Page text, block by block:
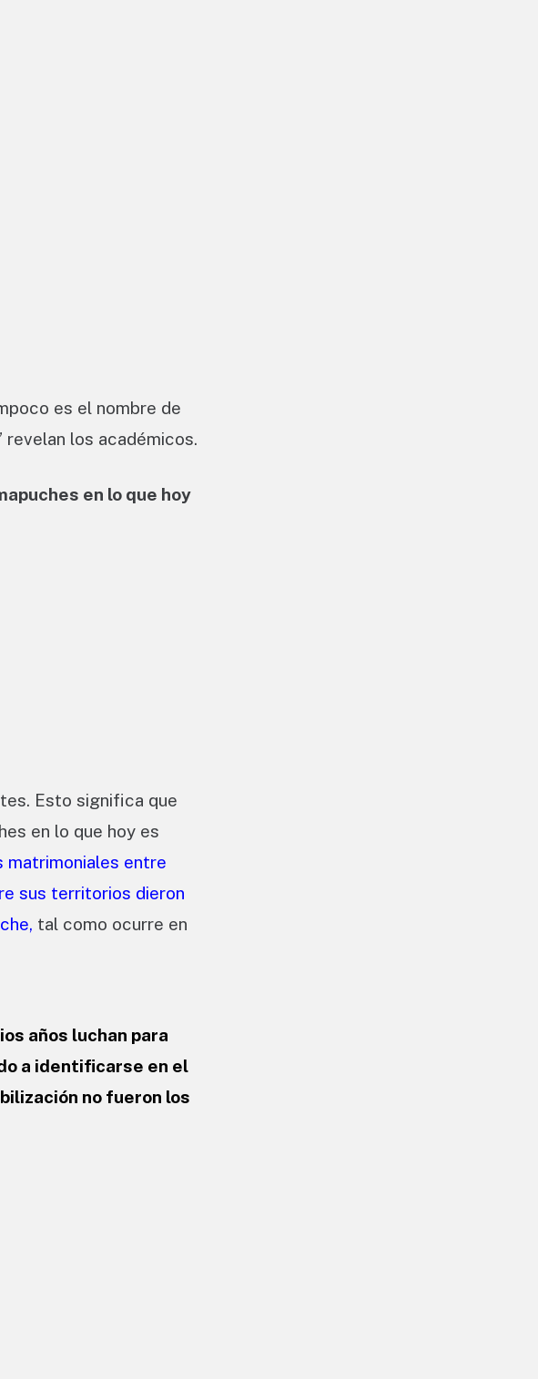
es el nombre de
revelan los académicos.
en lo que hoy
Esto significa que
en lo que hoy es
matrimoniales entre
sus territorios dieron
tal como ocurre en
años luchan para
a identificarse en el
no fueron los